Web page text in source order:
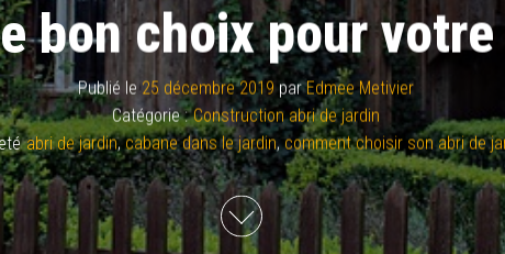
bon choix pour
Publié le25 décembre 2019 parEdmee Metivier
Catégorie : Construction abri de jardin
abri de jardin,cabane dans le jardin,comment choisir son abri de